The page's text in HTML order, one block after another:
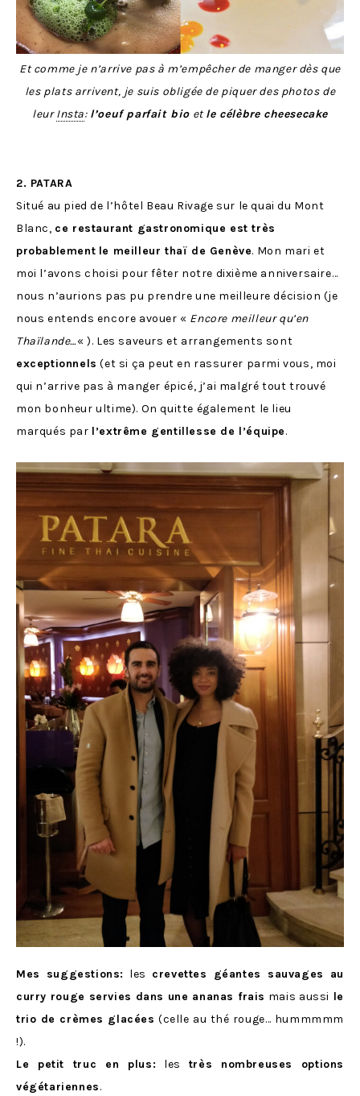
Et comme je n’arrive pas à m’empêcher de manger dès que
les plats arrivent, je suis obligée de piquer des photos de
leurInsta: l’oeuf parfait bio etle célèbre cheesecake
2. PATARA
Situé au pied de l’hôtel Beau Rivage sur le quai du Mont
Blanc, ce restaurant gastronomique est très
probablement le meilleur thaï de Genève. Mon mari et
moi l’avons choisi pour fêter notre dixième anniversaire…
nous n’aurions pas pu prendre une meilleure décision (je
nous entends encore avouer « Encore meilleur qu’en
Thaïlande…« ). Les saveurs et arrangements sont
exceptionnels (et si ça peut en rassurer parmi vous, moi
qui n’arrive pas à manger épicé, j’ai malgré tout trouvé
mon bonheur ultime). On quitte également le lieu
marqués par l’extrême gentillesse de l’équipe.
Mes suggestions: les crevettes géantes sauvages au
curry rouge servies dans une ananas frais mais aussi le
trio de crèmes glacées (celle au thé rouge… hummmmm
!).
Le petit truc en plus: les très nombreuses options
végétariennes.